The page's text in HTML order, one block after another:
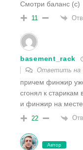
Смотри баланс (с)
11
basement_rack
Ответить на
причем финжир
сгонял к старикам
и финжир на
22
Автор